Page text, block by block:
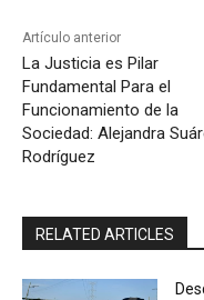
Artículo anterior
La Justicia es Pilar
Fundamental Para el
Funcionamiento de la
Sociedad: Alejandra
Rodríguez
RELATED ARTICLES